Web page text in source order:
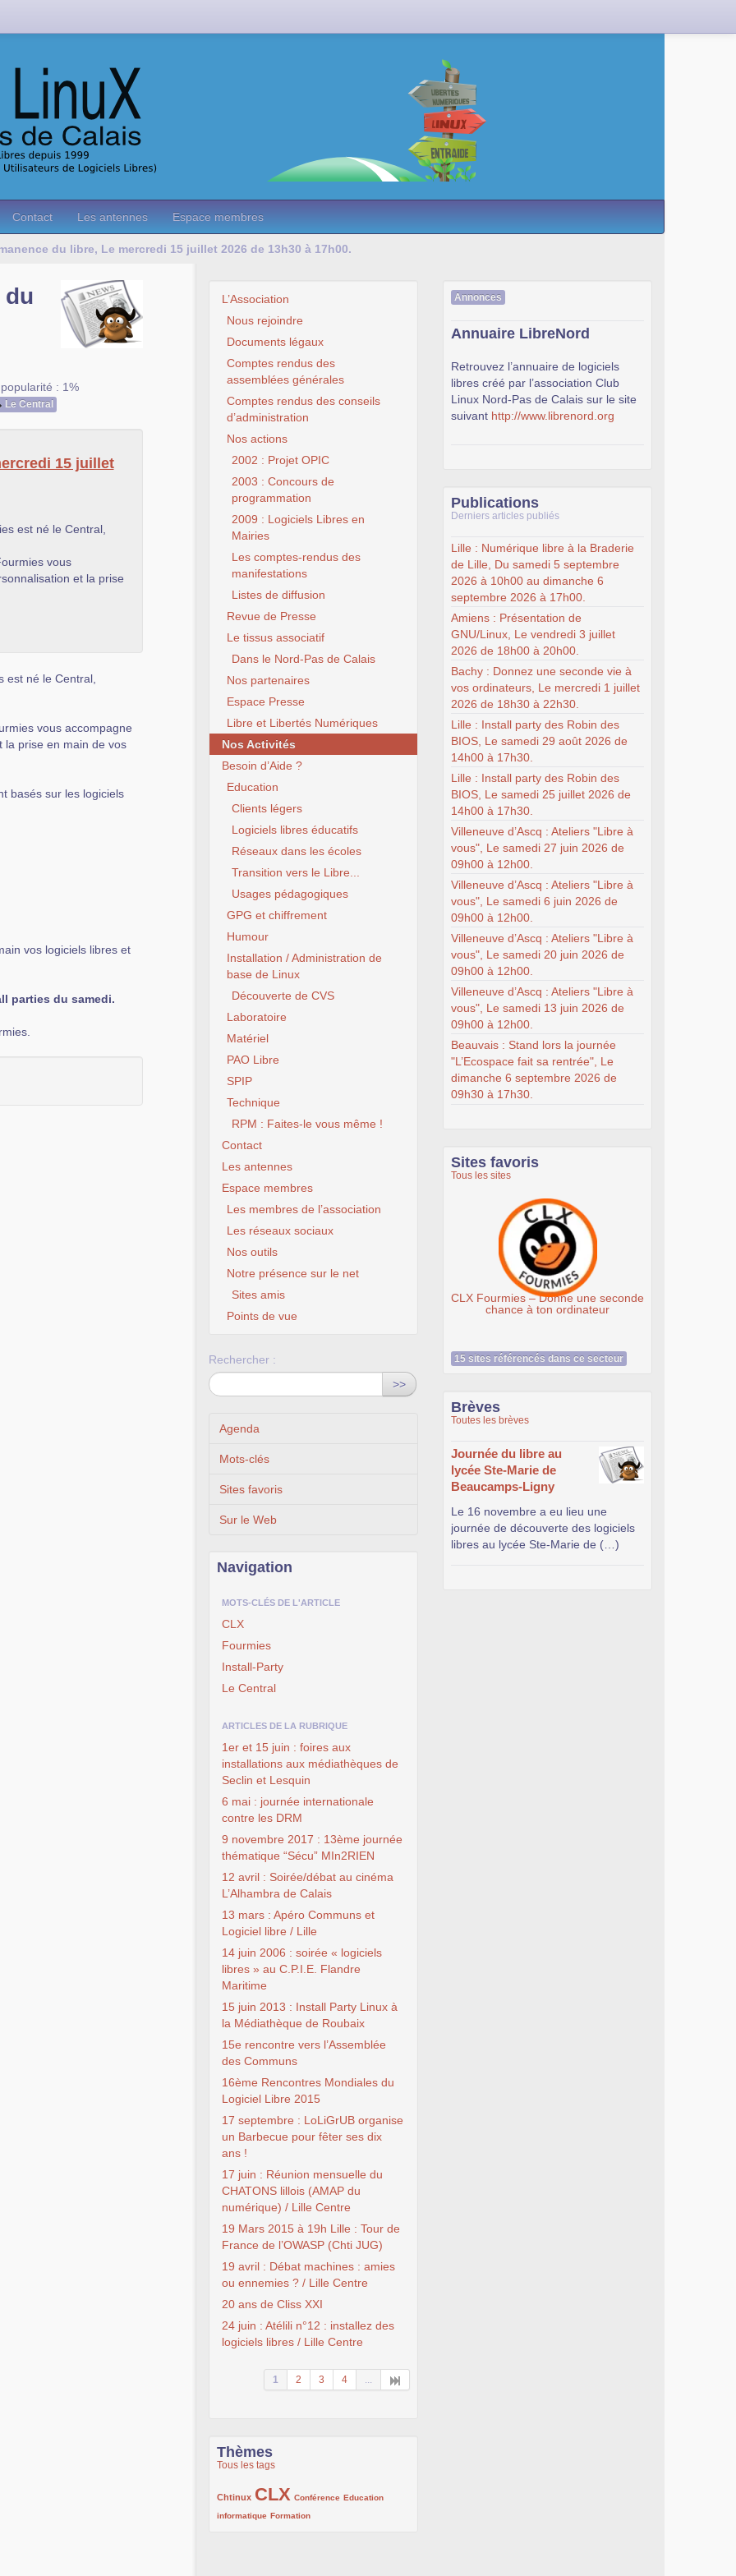
Contact Les antennes Espace membres
du libre, Le mercredi 15 juillet 2026 de 13h30 à 17h00.
du
popularité : 1%
Le Central
15 juillet
est né le Central,
vous
et la prise
est né le Central,
vous accompagne
la prise en main de vos
basés sur les logiciels
vos logiciels libres et
parties du samedi.
L’Association
Nous rejoindre
Documents légaux
Comptes rendus des
assemblées générales
Comptes rendus des conseils
d’administration
Nos actions
2002 : Projet OPIC
2003 : Concours de
programmation
2009 : Logiciels Libres en
Mairies
Les comptes-rendus des
manifestations
Listes de diffusion
Revue de Presse
Le tissus associatif
Dans le Nord-Pas de Calais
Nos partenaires
Espace Presse
Libre et Libertés Numériques
Nos Activités
Besoin d’Aide ?
Education
Clients légers
Logiciels libres éducatifs
Réseaux dans les écoles
Transition vers le Libre...
Usages pédagogiques
GPG et chiffrement
Humour
Installation / Administration de
base de Linux
Découverte de CVS
Laboratoire
Matériel
PAO Libre
SPIP
Technique
RPM : Faites-le vous même !
Contact
Les antennes
Espace membres
Les membres de l’association
Les réseaux sociaux
Nos outils
Notre présence sur le net
Sites amis
Points de vue
Rechercher :
>>
Agenda
Mots-clés
Sites favoris
Sur le Web
Navigation
MOTS-CLÉS DE L'ARTICLE
CLX
Fourmies
Install-Party
Le Central
ARTICLES DE LA RUBRIQUE
1er et 15 juin : foires aux
installations aux médiathèques de
Seclin et Lesquin
6 mai : journée internationale
contre les DRM
9 novembre 2017 : 13ème journée
thématique “Sécu” MIn2RIEN
12 avril : Soirée/débat au cinéma
L’Alhambra de Calais
13 mars : Apéro Communs et
Logiciel libre / Lille
14 juin 2006 : soirée « logiciels
libres » au C.P.I.E. Flandre
Maritime
15 juin 2013 : Install Party Linux à
la Médiathèque de Roubaix
15e rencontre vers l’Assemblée
des Communs
16ème Rencontres Mondiales du
Logiciel Libre 2015
17 septembre : LoLiGrUB organise
un Barbecue pour fêter ses dix
ans !
17 juin : Réunion mensuelle du
CHATONS lillois (AMAP du
numérique) / Lille Centre
19 Mars 2015 à 19h Lille : Tour de
France de l’OWASP (Chti JUG)
19 avril : Débat machines : amies
ou ennemies ? / Lille Centre
20 ans de Cliss XXI
24 juin : Atélili n°12 : installez des
logiciels libres / Lille Centre
1 2 3 4 ...
Thèmes
Tous les tags
Chtinux
222/1002CLX
1002/1002 Conférence
132/1002
Education
informatique
119/1002 Formation
168/1002
Annonces
Annuaire LibreNord
Retrouvez l’annuaire de logiciels
libres créé par l’association Club
Linux Nord-Pas de Calais sur le site
suivant http://www.librenord.org
Publications
Derniers articles publiés
Lille : Numérique libre à la Braderie
de Lille, Du samedi 5 septembre
2026 à 10h00 au dimanche 6
septembre 2026 à 17h00.
Amiens : Présentation de
GNU/Linux, Le vendredi 3 juillet
2026 de 18h00 à 20h00.
Bachy : Donnez une seconde vie à
vos ordinateurs, Le mercredi 1 juillet
2026 de 18h30 à 22h30.
Lille : Install party des Robin des
BIOS, Le samedi 29 août 2026 de
14h00 à 17h30.
Lille : Install party des Robin des
BIOS, Le samedi 25 juillet 2026 de
14h00 à 17h30.
Villeneuve d’Ascq : Ateliers "Libre à
vous", Le samedi 27 juin 2026 de
09h00 à 12h00.
Villeneuve d’Ascq : Ateliers "Libre à
vous", Le samedi 6 juin 2026 de
09h00 à 12h00.
Villeneuve d’Ascq : Ateliers "Libre à
vous", Le samedi 20 juin 2026 de
09h00 à 12h00.
Villeneuve d’Ascq : Ateliers "Libre à
vous", Le samedi 13 juin 2026 de
09h00 à 12h00.
Beauvais : Stand lors la journée
"L’Ecospace fait sa rentrée", Le
dimanche 6 septembre 2026 de
09h30 à 17h30.
Sites favoris
Tous les sites
CLX Fourmies – Donne une seconde
chance à ton ordinateur
Ateliers du Libre à Roubaix
15 sites référencés dans ce secteur
Brèves
Toutes les brèves
Journée du libre au
lycée Ste-Marie de
Beaucamps-Ligny
Le 16 novembre a eu lieu une
journée de découverte des logiciels
libres au lycée Ste-Marie de (…)